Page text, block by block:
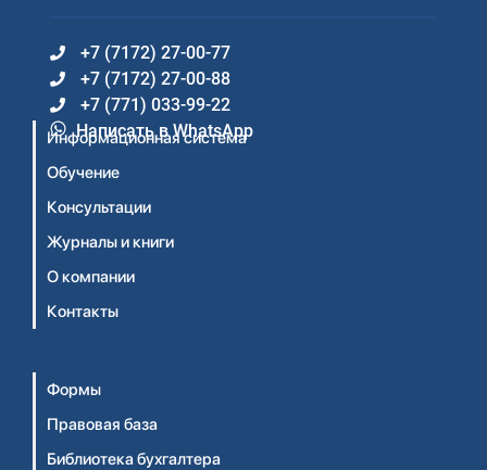
+7 (7172) 27-00-77
+7 (7172) 27-00-88
+7 (771) 033-99-22
Написать в WhatsApp
Информационная система
Обучение
Консультации
Журналы и книги
О компании
Контакты
Формы
Правовая база
Библиотека бухгалтера